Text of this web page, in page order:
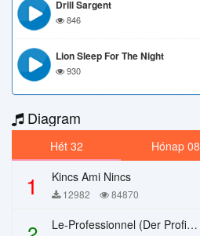
Drill Sargent
846
Lion Sleep For The Night
930
Diagram
Hét 32 Hónap 08
1 Kincs Ami Nincs
12982 84870
Le-Professionnel (Der Profi) – Chi Mai